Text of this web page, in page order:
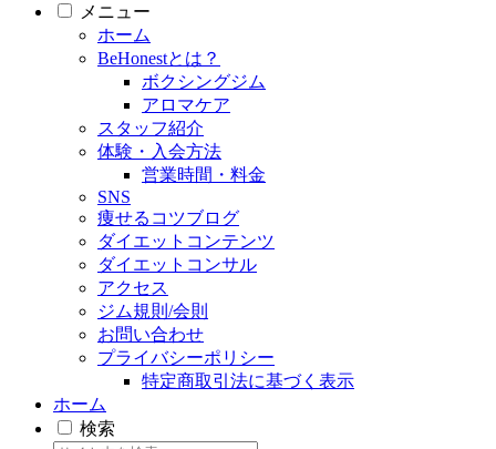
メニュー
ホーム
BeHonestとは？
ボクシングジム
アロマケア
スタッフ紹介
体験・入会方法
営業時間・料金
SNS
痩せるコツブログ
ダイエットコンテンツ
ダイエットコンサル
アクセス
ジム規則/会則
お問い合わせ
プライバシーポリシー
特定商取引法に基づく表示
ホーム
検索